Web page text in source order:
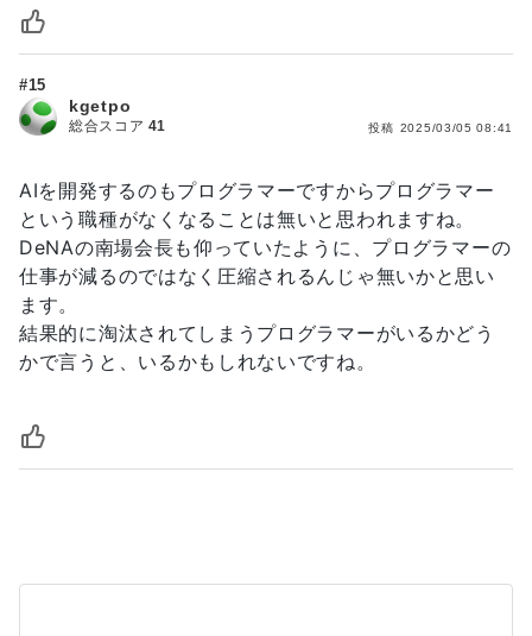
#15
kgetpo
総合スコア 41 投稿 2025/03/05 08:41
AIを開発するのもプログラマーですからプログラマー
という職種がなくなることは無いと思われますね。
DeNAの南場会長も仰っていたように、プログラマーの
仕事が減るのではなく圧縮されるんじゃ無いかと思い
ます。
結果的に淘汰されてしまうプログラマーがいるかどう
かで言うと、いるかもしれないですね。